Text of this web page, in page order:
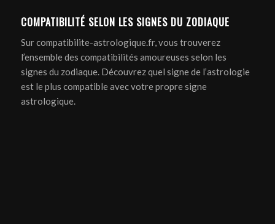
COMPATIBILITÉ SELON LES SIGNES DU ZODIAQUE
Sur compatibilite-astrologique.fr, vous trouverez
l’ensemble des compatibilités amoureuses selon les
signes du zodiaque. Découvrez quel signe de l’astrologie
est le plus compatible avec votre propre signe
astrologique.